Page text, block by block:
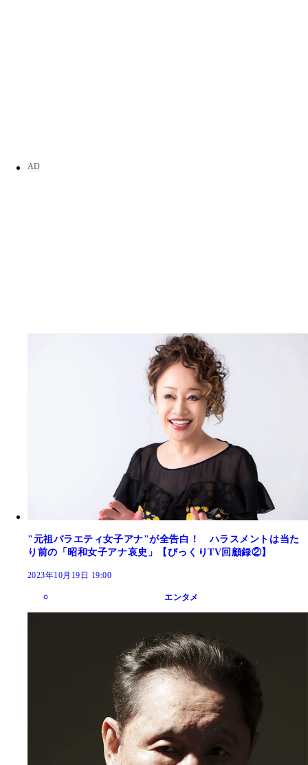
"元祖バラエティ女子アナ"が全告白！ ハラスメントは当た
り前の「昭和女子アナ哀史」【びっくりTV回顧録②】
2023年10月19日 19:00
エンタメ